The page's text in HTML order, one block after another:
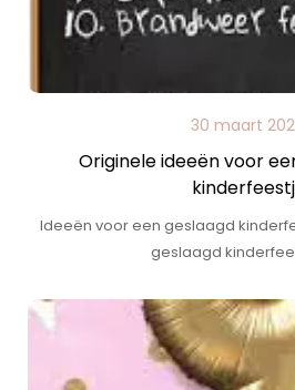
30 maart
Originele ideeën voor
Ideeën voor een geslaagd
geslaagd